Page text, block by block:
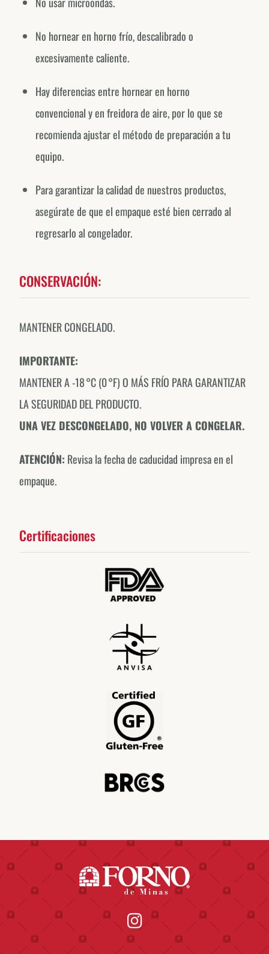
No hornear en horno frío, descalibrado o
excesivamente caliente.
Hay diferencias entre hornear en horno
convencional y en freidora de aire, por lo que se
recomienda ajustar el método de preparación a tu
equipo.
Para garantizar la calidad de nuestros productos,
asegúrate de que el empaque esté bien cerrado al
regresarlo al congelador.
CONSERVACIÓN:
MANTENER CONGELADO.
IMPORTANTE:
MANTENER A -18 °C (0 °F) O MÁS FRÍO PARA GARANTIZAR
LA SEGURIDAD DEL PRODUCTO.
UNA VEZ DESCONGELADO, NO VOLVER A CONGELAR.
ATENCIÓN: Revisa la fecha de caducidad impresa en el
empaque.
Certificaciones